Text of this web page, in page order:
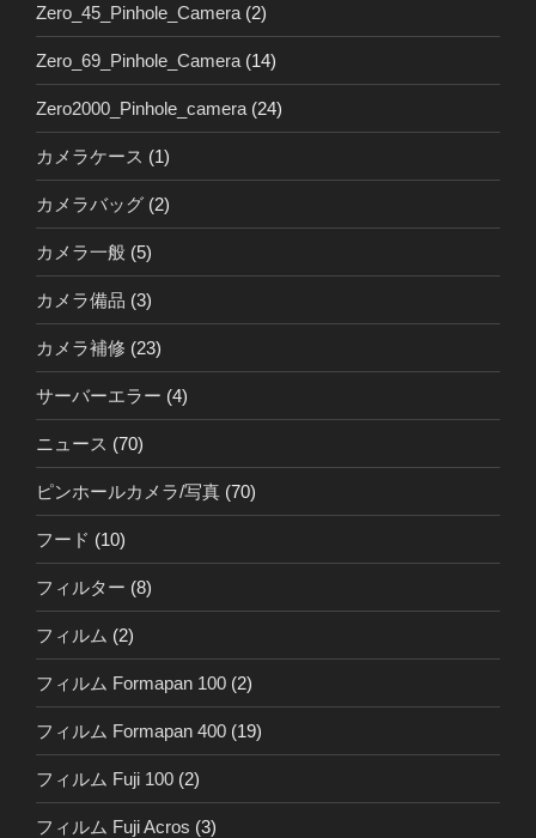
Zero_45_Pinhole_Camera (2)
Zero_69_Pinhole_Camera (14)
Zero2000_Pinhole_camera (24)
カメラケース (1)
カメラバッグ (2)
カメラ一般 (5)
カメラ備品 (3)
カメラ補修 (23)
サーバーエラー (4)
ニュース (70)
ピンホールカメラ/写真 (70)
フード (10)
フィルター (8)
フィルム (2)
フィルム Formapan 100 (2)
フィルム Formapan 400 (19)
フィルム Fuji 100 (2)
フィルム Fuji Acros (3)